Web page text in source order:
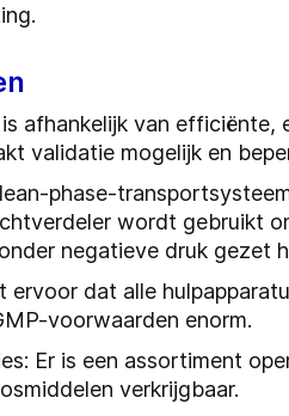
afhankelijk van
validatie mogelijk en
phase-
wordt gebruikt
negatieve druk gezet
dat alle
voorwaarden enorm.
Er is een assortiment
verkrijgbaar.